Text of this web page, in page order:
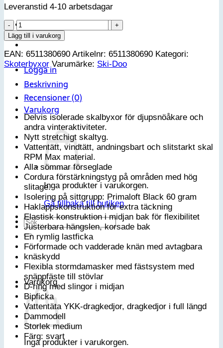
efter:
Logga in
Varukorg
Inga produkter i varukorgen.
Gå tillbaka till butiken
Sök
efter:
Varukorg
Inga produkter i varukorgen.
Leveranstid 4-10 arbetsdagar
Squadron
Flex
Highpants
dam
-
M
mängd
Lägg till i varukorg
EAN: 6511380690 Artikelnr: 6511380690 Kategori:
Skoterbyxor Varumärke: Ski-Doo
Beskrivning
Recensioner (0)
Delvis isolerade skalbyxor för djupsnöåkare och
andra vinteraktiviteter.
Nytt stretchigt skaltyg.
Vattentätt, vindtätt, andningsbart och slitstarkt skal
RPM Max material.
Alla sömmar förseglade
Cordura förstärkningstyg på områden med hög
slitage.
Isolering på sittgrupp: Primaloft Black 60 gram
Haklappskonstruktion för extra täckning
Elastisk konstruktion i midjan bak för flexibilitet
Justerbara hängslen, korsade bak
En rymlig lastficka
Förformade och vadderade knän med avtagbara
knäskydd
Flexibla stormdamasker med fästsystem med
snäppfäste till stövlar
D-ring med slingor i midjan
Bipficka
Vattentäta YKK-dragkedjor, dragkedjor i full längd
Dammodell
Storlek medium
Färg: svart